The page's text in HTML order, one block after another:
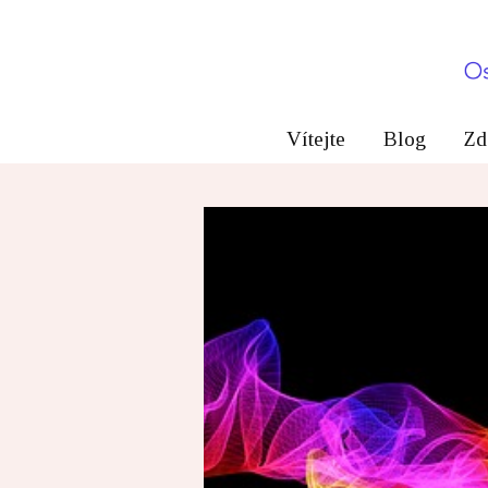
Vítejte Blog